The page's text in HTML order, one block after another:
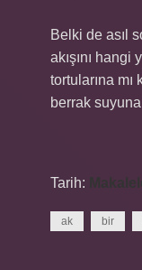
Belki de asıl
akışını
tortularına mı
berrak
Tarih:
ak bir